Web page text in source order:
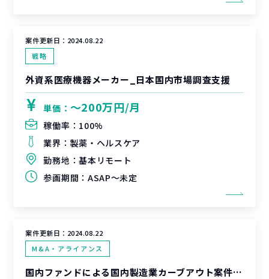
案件更新日： 2024.08.22
戦略
外資系医療機器メーカー_日本国内市場調査支援
単価： 〜200万円/月
稼働率： 100%
業界： 製薬・ヘルスケア
勤務地：基本リモート
参画期間： ASAP～未定
案件更新日： 2024.08.22
M&A・アライアンス
国内ファンドによる国内製造業カーブアウト案件のITDD